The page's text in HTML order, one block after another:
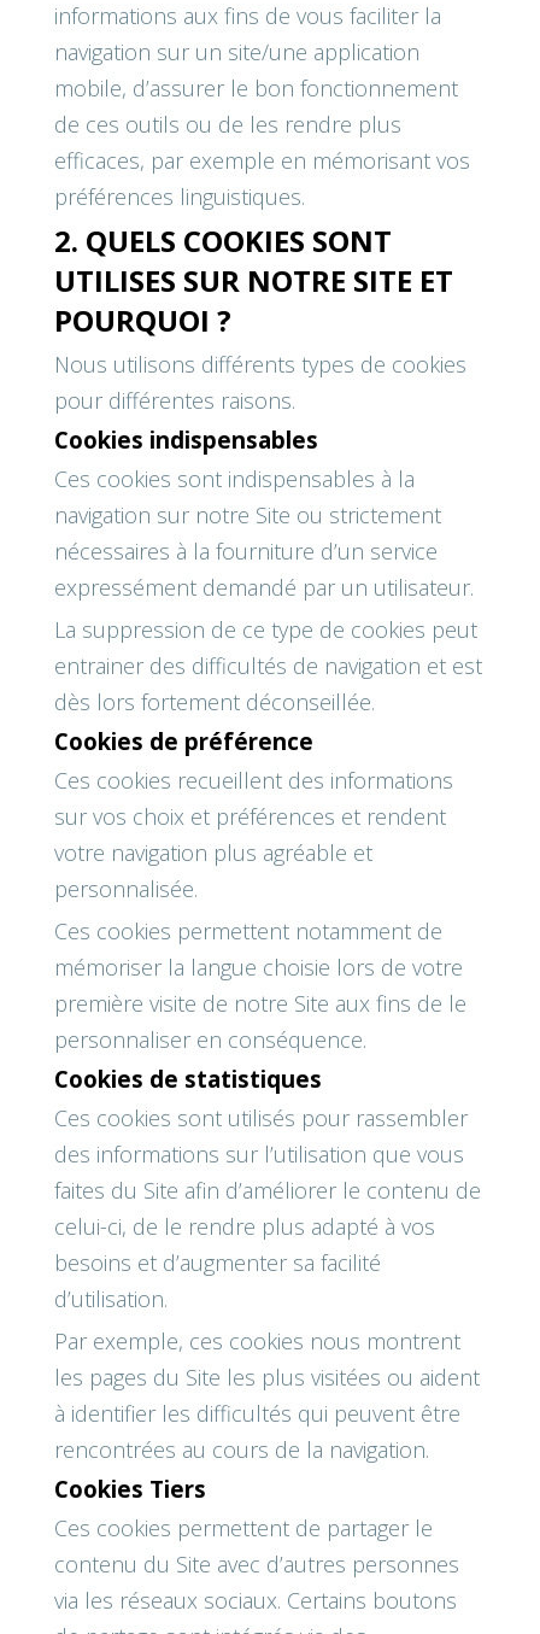
informations aux fins de vous faciliter la
navigation sur un site/une application
mobile, d’assurer le bon fonctionnement
de ces outils ou de les rendre plus
efficaces, par exemple en mémorisant vos
préférences linguistiques.
2. QUELS COOKIES SONT
UTILISES SUR NOTRE SITE ET
POURQUOI ?
Nous utilisons différents types de cookies
pour différentes raisons.
Cookies indispensables
Ces cookies sont indispensables à la
navigation sur notre Site ou strictement
nécessaires à la fourniture d’un service
expressément demandé par un utilisateur.
La suppression de ce type de cookies peut
entrainer des difficultés de navigation et est
dès lors fortement déconseillée.
Cookies de préférence
Ces cookies recueillent des informations
sur vos choix et préférences et rendent
votre navigation plus agréable et
personnalisée.
Ces cookies permettent notamment de
mémoriser la langue choisie lors de votre
première visite de notre Site aux fins de le
personnaliser en conséquence.
Cookies de statistiques
Ces cookies sont utilisés pour rassembler
des informations sur l’utilisation que vous
faites du Site afin d’améliorer le contenu de
celui-ci, de le rendre plus adapté à vos
besoins et d’augmenter sa facilité
d’utilisation.
Par exemple, ces cookies nous montrent
les pages du Site les plus visitées ou aident
à identifier les difficultés qui peuvent être
rencontrées au cours de la navigation.
Cookies Tiers
Ces cookies permettent de partager le
contenu du Site avec d’autres personnes
via les réseaux sociaux. Certains boutons